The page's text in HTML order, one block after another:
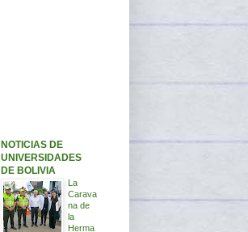
NOTICIAS DE
UNIVERSIDADES
DE BOLIVIA
La
Carava
na de
la
Herma